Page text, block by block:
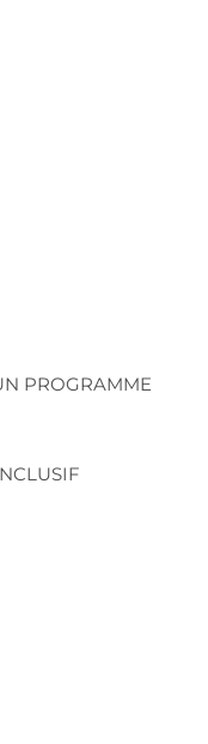
PROGRAMME